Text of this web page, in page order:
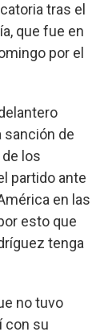
tras el
que fue en
por el
sanción de
los
partido ante
en las
esto que
tenga
no tuvo
con su